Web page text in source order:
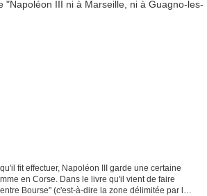
fit effectuer, Napoléon III garde une certaine
en Corse. Dans le livre qu'il vient de faire
Bourse" (c'est-à-dire la zone délimitée par la